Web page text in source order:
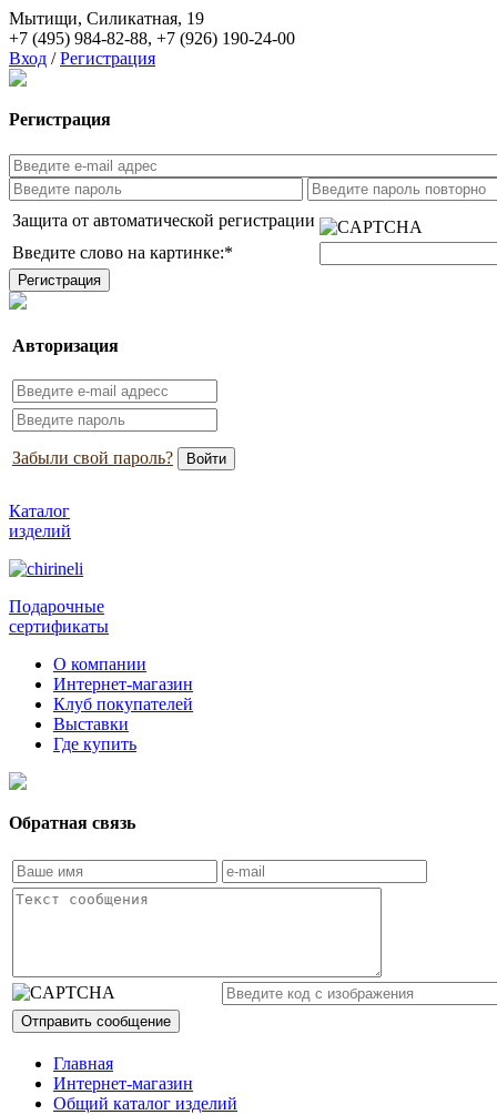
Мытищи, Силикатная, 19
+7 (495) 984-82-88, +7 (926) 190-24-00
Вход / Регистрация
Регистрация
Защита от автоматической регистрации
Введите слово на картинке:*
Авторизация
Забыли свой пароль?
Каталог
изделий
Подарочные
сертификаты
О компании
Интернет-магазин
Клуб покупателей
Выставки
Где купить
Обратная связь
Главная
Интернет-магазин
Общий каталог изделий